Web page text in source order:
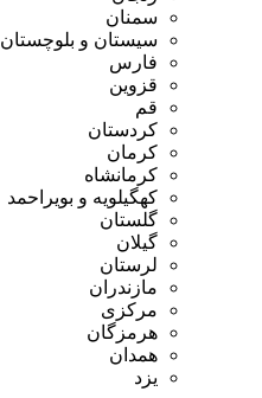
سمنان
سیستان و بلوچستان
فارس
قزوین
قم
کردستان
کرمان
کرمانشاه
کهگیلویه و بویراحمد
گلستان
گیلان
لرستان
مازندران
مرکزی
هرمزگان
همدان
یزد